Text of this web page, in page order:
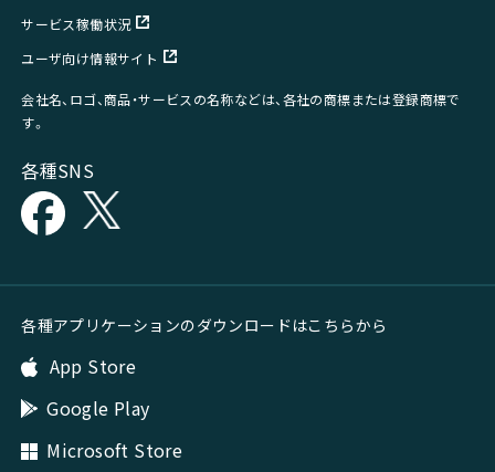
サービス稼働状況
ユーザ向け情報サイト
会社名、ロゴ、商品・サービスの名称などは、各社の商標または登録商標で
す。
各種SNS
各種アプリケーションのダウンロードはこちらから
App Store
Google Play
Microsoft Store